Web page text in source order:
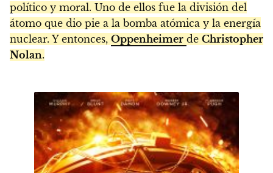
político y moral. Uno de ellos fue la división del
átomo que dio pie a la bomba atómica y la energía
nuclear. Y entonces, Oppenheimer de Christopher
Nolan.